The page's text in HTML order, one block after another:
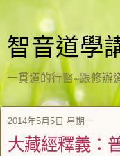
智音道學
一貫道的行醫~跟修辦
2014年5月5日 星期一
大藏經釋義：